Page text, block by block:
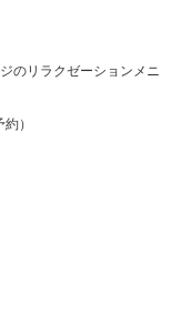
のリラクゼーションメニ
）